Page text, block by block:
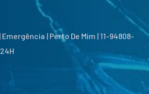
| Perto De Mim | 11-94808-